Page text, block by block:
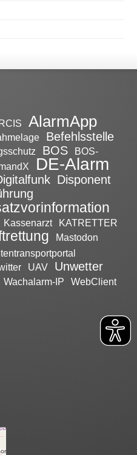
AlarmApp
Befehlsstelle
BOS
BOS-
DE-Alarm
Disponent
Kassenarzt
KATRETTER
Mastodon
UAV
Unwetter
Wachalarm-IP WebClient